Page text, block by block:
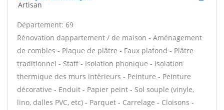
Artisan
Département: 69
Rénovation dappartement / de maison - Aménagement
de combles - Plaque de plâtre - Faux plafond - Plâtre
traditionnel - Staff - Isolation phonique - Isolation
thermique des murs intérieurs - Peinture - Peinture
décorative - Enduit - Papier peint - Sol souple (vinyle,
lino, dalles PVC, etc) - Parquet - Carrelage - Cloisons -